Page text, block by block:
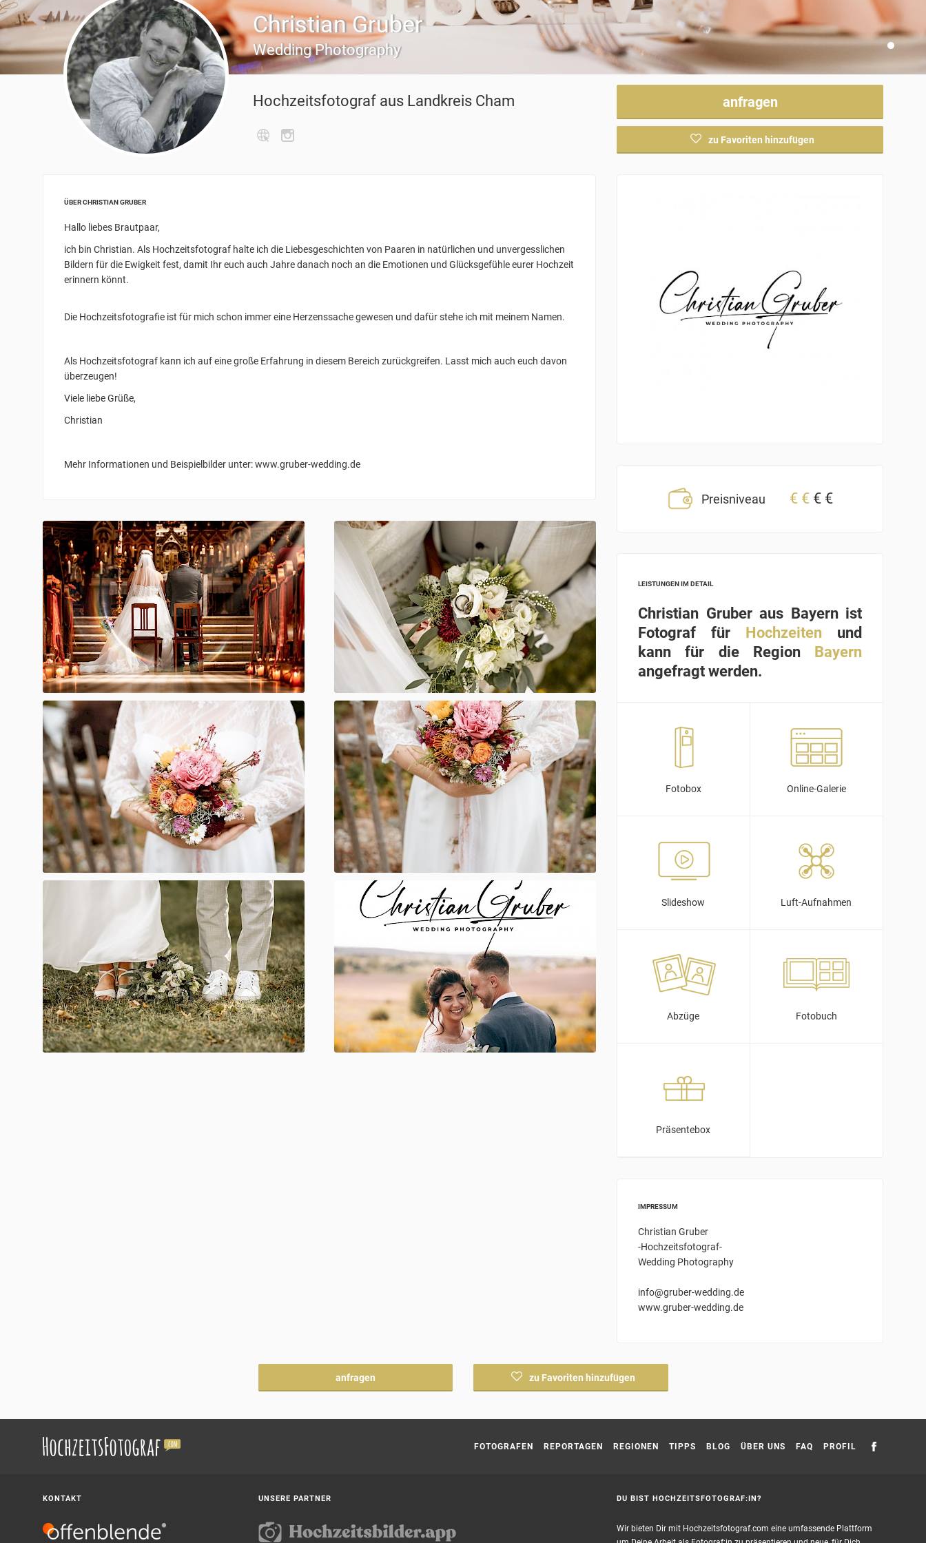
Christian Gruber
Wedding Photography
Hochzeitsfotograf aus Landkreis Cham anfragen
zu Favoriten hinzufügen
ÜBER CHRISTIAN GRUBER
Hallo liebes Brautpaar,
ich bin Christian. Als Hochzeitsfotograf halte ich die Liebesgeschichten von Paaren in natürlichen und unvergesslichen
Bildern für die Ewigkeit fest, damit Ihr euch auch Jahre danach noch an die Emotionen und Glücksgefühle eurer Hochzeit
erinnern könnt.
Die Hochzeitsfotografie ist für mich schon immer eine Herzenssache gewesen und dafür stehe ich mit meinem Namen.
Als Hochzeitsfotograf kann ich auf eine große Erfahrung in diesem Bereich zurückgreifen. Lasst mich auch euch davon
überzeugen!
Viele liebe Grüße,
Christian
Mehr Informationen und Beispielbilder unter: www.gruber-wedding.de
Preisniveau € € € €
LEISTUNGEN IM DETAIL
Christian Gruber aus Bayern ist
Fotograf für
Hochzeiten und
kann für die Region
Bayern
angefragt werden.
Fotobox Online-Galerie
Slideshow Luft-Aufnahmen
Abzüge Fotobuch
Präsentebox
IMPRESSUM
Christian Gruber
-Hochzeitsfotograf-
Wedding Photography
info@gruber-wedding.de
www.gruber-wedding.de
anfragen zu Favoriten hinzufügen
FOTOGRAFEN REPORTAGEN REGIONEN TIPPS BLOG ÜBER UNS FAQ PROFIL
KONTAKT UNSERE PARTNER DU BIST HOCHZEITSFOTOGRAF:IN?
Wir bieten Dir mit Hochzeitsfotograf.com eine umfassende Plattform